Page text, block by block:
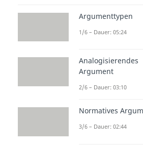
zur
(01:08)
auch der
bisschen
ironischsein.
garantiert ein
und zeigen
Argumenttypen
1/6 – Dauer: 05:24
Analogisierendes
Argument
2/6 – Dauer: 03:10
Normatives
3/6 – Dauer: 02:44